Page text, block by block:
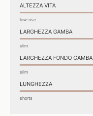
ALTEZZA VITA
low-rise
LARGHEZZA GAMBA
slim
LARGHEZZA FONDO GAMBA
slim
LUNGHEZZA
shorts